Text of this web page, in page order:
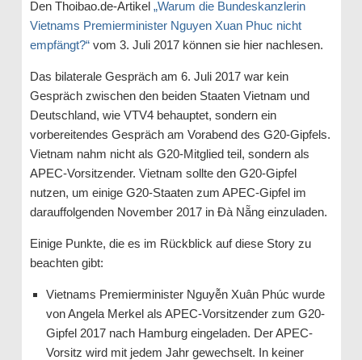
Den Thoibao.de-Artikel „Warum die Bundeskanzlerin
Vietnams Premierminister Nguyen Xuan Phuc nicht
empfängt?“ vom 3. Juli 2017 können sie hier nachlesen.
Das bilaterale Gespräch am 6. Juli 2017 war kein
Gespräch zwischen den beiden Staaten Vietnam und
Deutschland, wie VTV4 behauptet, sondern ein
vorbereitendes Gespräch am Vorabend des G20-Gipfels.
Vietnam nahm nicht als G20-Mitglied teil, sondern als
APEC-Vorsitzender. Vietnam sollte den G20-Gipfel
nutzen, um einige G20-Staaten zum APEC-Gipfel im
darauffolgenden November 2017 in Đà Nẵng einzuladen.
Einige Punkte, die es im Rückblick auf diese Story zu
beachten gibt:
Vietnams Premierminister Nguyễn Xuân Phúc wurde
von Angela Merkel als APEC-Vorsitzender zum G20-
Gipfel 2017 nach Hamburg eingeladen. Der APEC-
Vorsitz wird mit jedem Jahr gewechselt. In keiner